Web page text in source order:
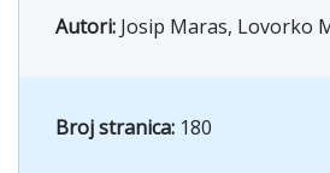
Autori: Josip Maras, Lovorko
Broj stranica: 180